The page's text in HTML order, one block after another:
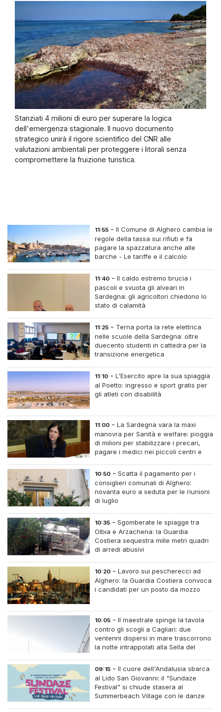
Stanziati 4 milioni di euro per superare la logica
dell'emergenza stagionale. Il nuovo documento
strategico unirà il rigore scientifico del CNR alle
valutazioni ambientali per proteggere i litorali senza
compromettere la fruizione turistica.
11:55 -Il Comune di Alghero cambia le
regole della tassa sui rifiuti e fa
pagare la spazzatura anche alle
barche - Le tariffe e il calcolo
11:40 -Il caldo estremo brucia i
pascoli e svuota gli alveari in
Sardegna: gli agricoltori chiedono lo
stato di calamità
11:25 - Terna porta la rete elettrica
nelle scuole della Sardegna: oltre
duecento studenti in cattedra per la
transizione energetica
11:10 -L'Esercito apre la sua spiaggia
al Poetto: ingresso e sport gratis per
gli atleti con disabilità
11:00 -La Sardegna vara la maxi
manovra per Sanità e welfare: pioggia
di milioni per stabilizzare i precari,
pagare i medici nei piccoli centri e
10:50 -Scatta il pagamento per i
consiglieri comunali di Alghero:
novanta euro a seduta per le riunioni
di luglio
10:35 -Sgomberate le spiagge tra
Olbia e Arzachena: la Guardia
Costiera sequestra mille metri quadri
di arredi abusivi
10:20 -Lavoro sui pescherecci ad
Alghero: la Guardia Costiera convoca
i candidati per un posto da mozzo
10:05 -Il maestrale spinge la tavola
contro gli scogli a Cagliari: due
ventenni dispersi in mare trascorrono
la notte intrappolati alla Sella del
09:15 -Il cuore dell'Andalusia sbarca
al Lido San Giovanni: il "Sundaze
Festival" si chiude stasera al
Summerbeach Village con le danze